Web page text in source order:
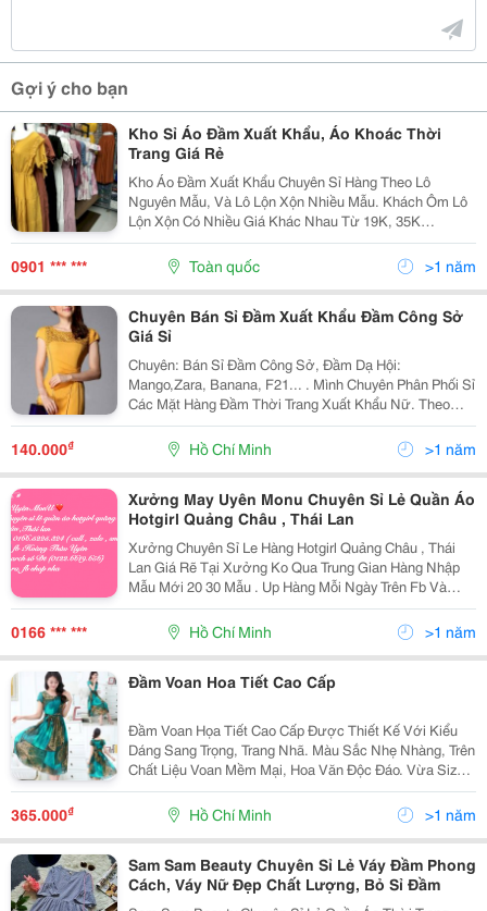
Gợi ý cho bạn
Kho Sỉ Áo Đầm Xuất Khẩu, Áo Khoác Thời
Trang Giá Rẻ
Kho Áo Đầm Xuất Khẩu Chuyên Sỉ Hàng Theo Lô
Nguyên Mẫu, Và Lô Lộn Xộn Nhiều Mẫu. Khách Ôm Lô
Lộn Xộn Có Nhiều Giá Khác Nhau Từ 19K, 35K
&Hellip;55K. Hiện Kho Hàng Đang Có Lô Hàng Đầm, Áo
Khoác Sơ Mi Xuất Khẩu Cao Cấp Giá Sỉ Siêu Êm. Hàng
Lô Có Nhiều...
0901 *** *** Toàn quốc >1 năm
Chuyên Bán Sỉ Đầm Xuất Khẩu Đầm Công Sở
Giá Sỉ
Chuyên: Bán Sỉ Đầm Công Sở, Đầm Dạ Hội:
Mango,Zara, Banana, F21... . Mình Chuyên Phân Phối Sỉ
Các Mặt Hàng Đầm Thời Trang Xuất Khẩu Nữ. Theo
Cataloge Mới Nhất Của Nứoc Ngoài. Đặc Biệt Nhận
May Các Mẫu Đầm Với Số Lượng Từ Nhỏ Đến Lớn Với
Giá Tốt Nhất
140.000₫ Hồ Chí Minh >1 năm
Xưởng May Uyên Monu Chuyên Sỉ Lẻ Quần Áo
Hotgirl Quảng Châu , Thái Lan
Xưởng Chuyên Sỉ Le Hàng Hotgirl Quảng Châu , Thái
Lan Giá Rẽ Tại Xưởng Ko Qua Trung Gian Hàng Nhập
Mẫu Mới 20 30 Mẫu . Up Hàng Mỗi Ngày Trên Fb Và
Zalo Lấy Đơn Hàng Đầu Tiên Hoá Đơn 5 Sp Bất Kì Dc
Tính Giá Sỉ .Lần Sau 1 ,2 Cái Vẫn Dc Tính Sỉ Mẫu
0166 *** *** Hồ Chí Minh >1 năm
Đầm Voan Hoa Tiết Cao Cấp
Đầm Voan Họa Tiết Cao Cấp Được Thiết Kế Với Kiểu
Dáng Sang Trọng, Trang Nhã. Màu Sắc Nhẹ Nhàng, Trên
Chất Liệu Voan Mềm Mại, Hoa Văn Độc Đáo. Vừa Size
Cho Các Bạn Nữ Từ 43- 53 Kg Nhé.
365.000₫ Hồ Chí Minh >1 năm
Sam Sam Beauty Chuyên Sỉ Lẻ Váy Đầm Phong
Cách, Váy Nữ Đẹp Chất Lượng, Bỏ Sỉ Đầm